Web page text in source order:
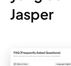
Jasper